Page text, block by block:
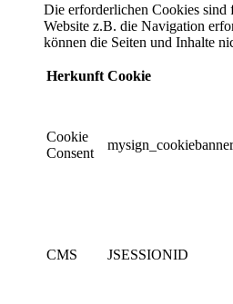
Die erforderlichen Cookies
Website z.B. die Navigation
können die Seiten und Inhalte
Herkunft Cookie
Cookie
Consent
mysign_cookiebanner
CMS JSESSIONID